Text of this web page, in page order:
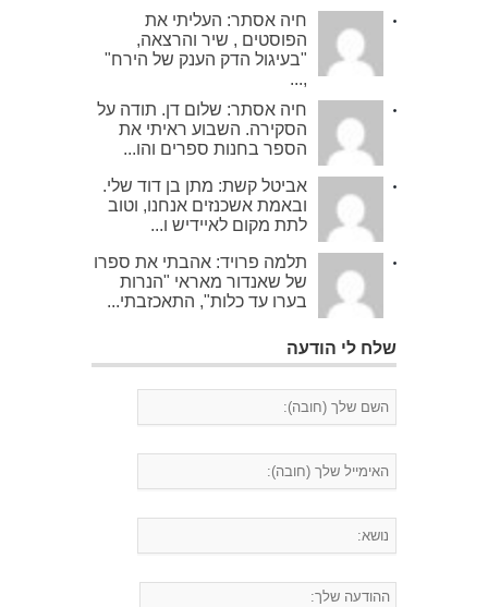
חיה אסתר: העליתי את
הפוסטים , שיר והרצאה,
"בעיגול הדק הענק של הירח"
,...
חיה אסתר: שלום דן. תודה על
הסקירה. השבוע ראיתי את
הספר בחנות ספרים והו...
אביטל קשת: מתן בן דוד שלי.
ובאמת אשכנזים אנחנו, וטוב
לתת מקום לאיידיש ו...
תלמה פרויד: אהבתי את ספרו
של שאנדור מאראי "הנרות
בערו עד כלות", התאכזבתי...
שלח לי הודעה